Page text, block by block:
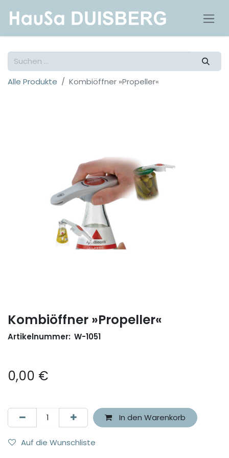
Alle Produkte Kombiöffner »Propeller«
Kombiöffner »Propeller«
Artikelnummer: W-1051
0,00 €
In den Warenkorb
Auf die Wunschliste